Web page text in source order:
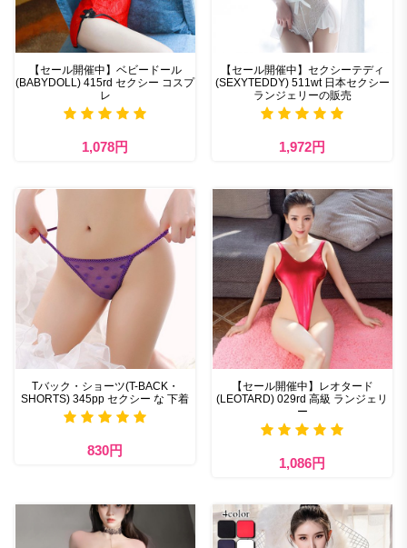
【セール開催中】ベビードール
(BABYDOLL) 415rd セクシー コスプ
レ
1,078円
【セール開催中】セクシーテディ
(SEXYTEDDY) 511wt 日本セクシー
ランジェリーの販売
1,972円
Tバック・ショーツ(T-BACK・
SHORTS) 345pp セクシー な 下着
830円
【セール開催中】レオタード
(LEOTARD) 029rd 高級 ランジェリ
ー
1,086円